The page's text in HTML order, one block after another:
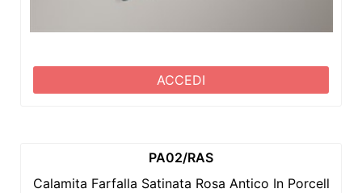
ACCEDI
PA02/RAS
Calamita Farfalla Satinata Rosa Antico In Porcellana